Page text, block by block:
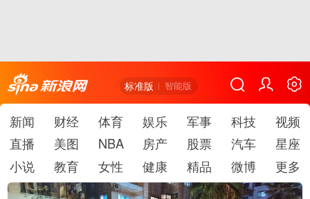
标准版 智能版
新闻 财经 体育 娱乐 军事 科技
视频
直播
美图 NBA 房产 股票 汽车
星座
小说
教育 女性 健康 精品 微博 更多